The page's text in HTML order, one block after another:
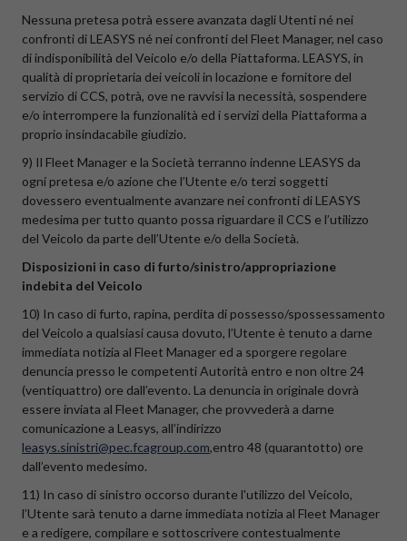
Nessuna pretesa potrà essere avanzata dagli Utenti né nei
confronti di LEASYS né nei confronti del Fleet Manager, nel caso
di indisponibilità del Veicolo e/o della Piattaforma. LEASYS, in
qualità di proprietaria dei veicoli in locazione e fornitore del
servizio di CCS, potrà, ove ne ravvisi la necessità, sospendere
e/o interrompere la funzionalità ed i servizi della Piattaforma a
proprio insindacabile giudizio.
9) Il Fleet Manager e la Società terranno indenne LEASYS da
ogni pretesa e/o azione che l’Utente e/o terzi soggetti
dovessero eventualmente avanzare nei confronti di LEASYS
medesima per tutto quanto possa riguardare il CCS e l’utilizzo
del Veicolo da parte dell’Utente e/o della Società.
Disposizioni in caso di furto/sinistro/appropriazione
indebita del Veicolo
10) In caso di furto, rapina, perdita di possesso/spossessamento
del Veicolo a qualsiasi causa dovuto, l’Utente è tenuto a darne
immediata notizia al Fleet Manager ed a sporgere regolare
denuncia presso le competenti Autorità entro e non oltre 24
(ventiquattro) ore dall’evento. La denuncia in originale dovrà
essere inviata al Fleet Manager, che provvederà a darne
comunicazione a Leasys, all’indirizzo
leasys.sinistri@pec.fcagroup.com,entro 48 (quarantotto) ore
dall’evento medesimo.
11) In caso di sinistro occorso durante l'utilizzo del Veicolo,
l’Utente sarà tenuto a darne immediata notizia al Fleet Manager
e a redigere, compilare e sottoscrivere contestualmente